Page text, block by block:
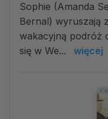
Sophie (Amanda
Bernal) wyruszają
wakacyjną podróż
się w We...
więcej